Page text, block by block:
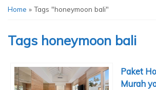
Home » Tags "honeymoon bali"
Tags honeymoon bali
Paket
Murah